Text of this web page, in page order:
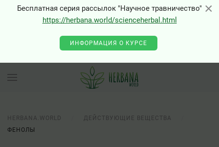
×
Бесплатная серия рассылок "Научное травничество"
https://herbana.world/scienceherbal.html
ИНФОРМАЦИЯ О КУРСЕ
HERBANA.WORLD
ДЕЙСТВУЮЩИЕ ВЕЩЕСТВА
ФЕНОЛЫ
×
0 - Class "Joomla\Input\Json" not found